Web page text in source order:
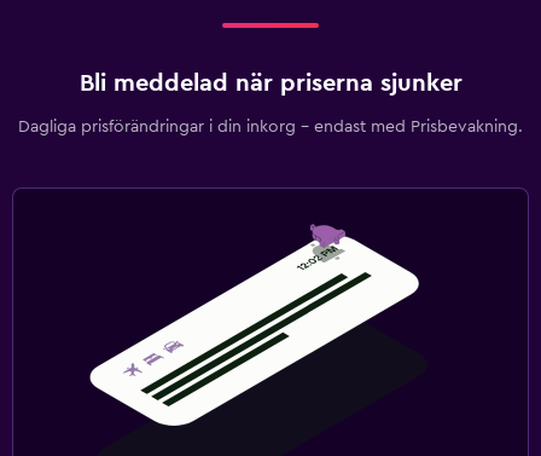
Bli meddelad när priserna sjunker
Dagliga prisförändringar i din inkorg – endast med Prisbevakning.